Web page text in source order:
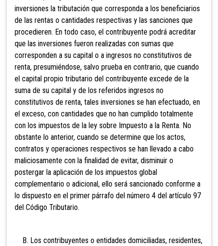
inversiones la tributación que corresponda a los beneficiarios
de las rentas o cantidades respectivas y las sanciones que
procedieren. En todo caso, el contribuyente podrá acreditar
que las inversiones fueron realizadas con sumas que
corresponden a su capital o a ingresos no constitutivos de
renta, presumiéndose, salvo prueba en contrario, que cuando
el capital propio tributario del contribuyente excede de la
suma de su capital y de los referidos ingresos no
constitutivos de renta, tales inversiones se han efectuado, en
el exceso, con cantidades que no han cumplido totalmente
con los impuestos de la ley sobre Impuesto a la Renta. No
obstante lo anterior, cuando se determine que los actos,
contratos y operaciones respectivos se han llevado a cabo
maliciosamente con la finalidad de evitar, disminuir o
postergar la aplicación de los impuestos global
complementario o adicional, ello será sancionado conforme a
lo dispuesto en el primer párrafo del número 4 del artículo 97
del Código Tributario.
B. Los contribuyentes o entidades domiciliadas, residentes,